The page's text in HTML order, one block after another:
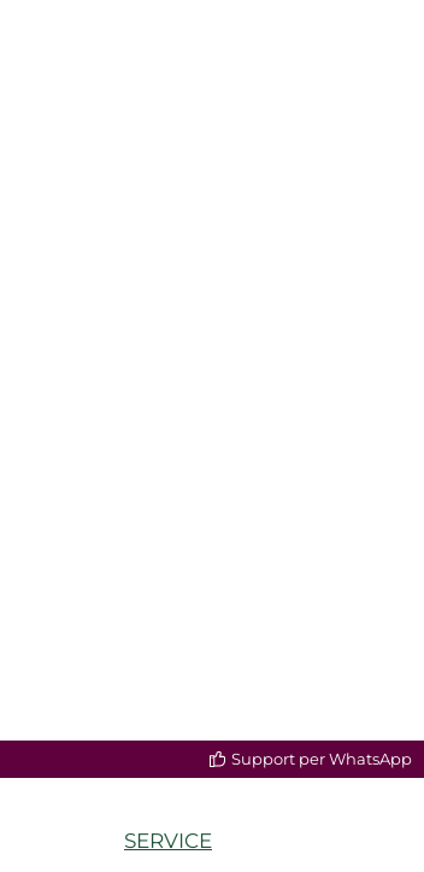
Support per WhatsApp
SERVICE